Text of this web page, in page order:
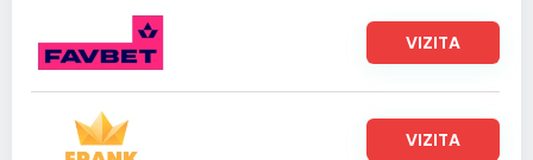
VIZITA
VIZITA